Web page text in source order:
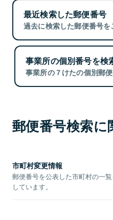
最近検索した郵便番号
過去に検索した郵便番号を
事業所の個別番号を検
事業所の７けたの個別郵
郵便番号検索に
市町村変更情報
郵便番号を公表した市町村の一
しています。